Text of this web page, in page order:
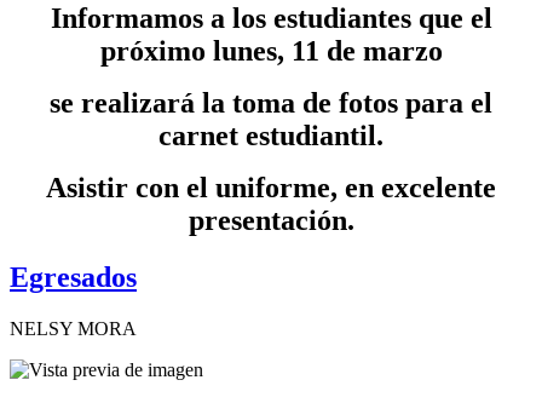
Informamos a los estudiantes que el
próximo lunes, 11 de marzo
se realizará la toma de fotos para el
carnet estudiantil.
Asistir con el uniforme, en excelente
presentación.
Egresados
NELSY MORA